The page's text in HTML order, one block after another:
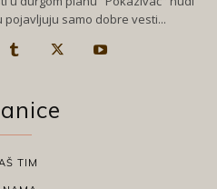
pojavljuju samo dobre vesti...
TIM